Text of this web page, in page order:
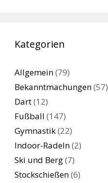
Kategorien
Allgemein(79)
Bekanntmachungen(57)
Dart(12)
Fußball (147)
Gymnastik(22)
Indoor-Radeln(2)
Ski und Berg(7)
Stockschießen(6)